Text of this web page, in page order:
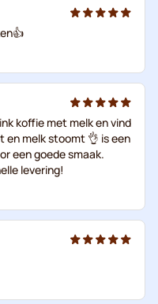
koffie met melk en vind
en melk stoomt 👌 is een
een goede smaak.
levering!